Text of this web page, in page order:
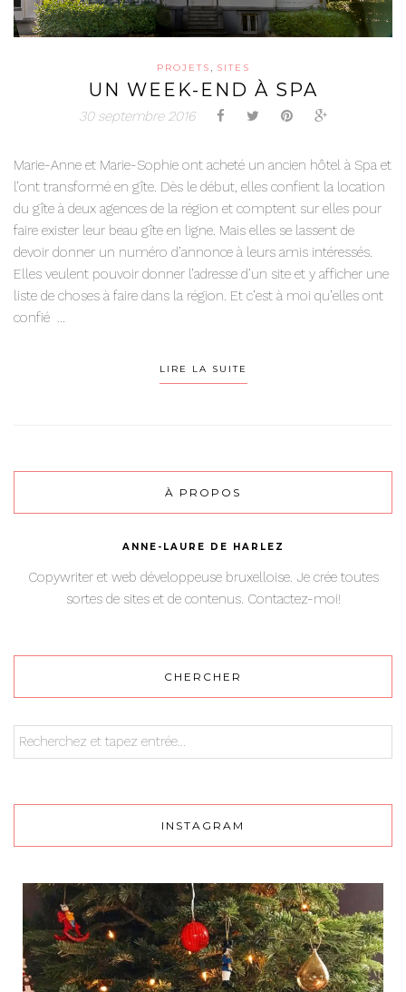
PROJETS , SITES
UN WEEK-END À SPA
30 septembre 2016
Marie-Anne et Marie-Sophie ont acheté un ancien hôtel à Spa et
l’ont transformé en gîte. Dès le début, elles confient la location
du gîte à deux agences de la région et comptent sur elles pour
faire exister leur beau gîte en ligne. Mais elles se lassent de
devoir donner un numéro d’annonce à leurs amis intéressés.
Elles veulent pouvoir donner l’adresse d’un site et y afficher une
liste de choses à faire dans la région. Et c’est à moi qu’elles ont
confié ...
LIRE LA SUITE
À PROPOS
ANNE-LAURE DE HARLEZ
Copywriter et web développeuse bruxelloise. Je crée toutes
sortes de sites et de contenus. Contactez-moi!
CHERCHER
INSTAGRAM